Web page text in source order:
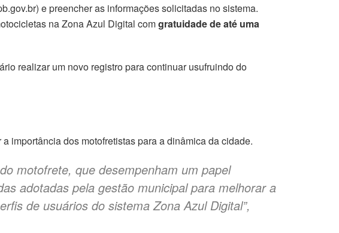
e preencher as informações solicitadas no sistema.
na Zona Azul Digital comgratuidade de até uma
realizar um novo registro para continuar usufruindo do
importância dos motofretistas para a dinâmica da cidade.
motofrete, que desempenham um papel
adotadas pela gestão municipal para melhorar a
de usuários do sistema Zona Azul Digital”,